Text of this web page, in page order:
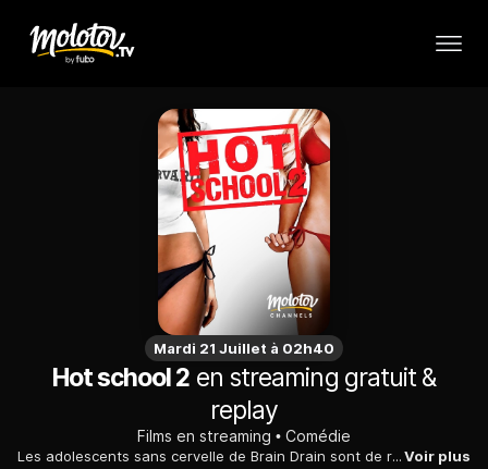
Mardi 21 Juillet à 02h40
Hot school 2 en streaming gratuit &
replay
Films en streaming Comédie
Les adolescents sans cervelle de Brain Drain sont de retour et cette fois-ci, ils iront à la faculté de médecine vétérinaire de l'université de Harvard...Voir plus